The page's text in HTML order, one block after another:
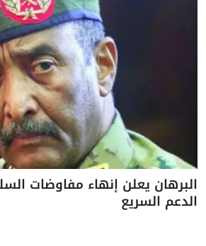
البرهان يعلن إنهاء مفاوضات
الدعم السريع